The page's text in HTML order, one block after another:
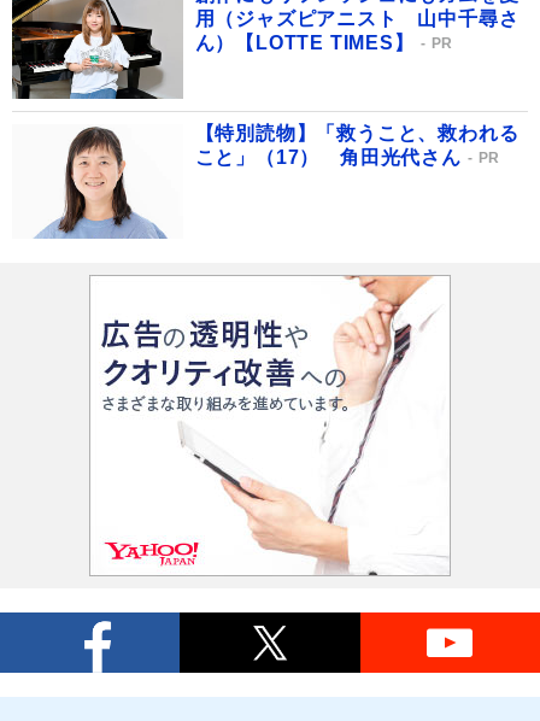
用（ジャズピアニスト 山中千尋さ
ん）【LOTTE TIMES】
PR
【特別読物】「救うこと、救われる
こと」（17） 角田光代さん
PR